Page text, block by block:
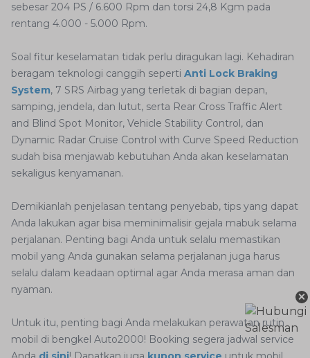
sebesar 204 PS / 6.600 Rpm dan torsi 24,8 Kgm pada
rentang 4.000 - 5.000 Rpm.
Soal fitur keselamatan tidak perlu diragukan lagi. Kehadiran
beragam teknologi canggih seperti Anti Lock Braking
System, 7 SRS Airbag yang terletak di bagian depan,
samping, jendela, dan lutut, serta Rear Cross Traffic Alert
and Blind Spot Monitor, Vehicle Stability Control, dan
Dynamic Radar Cruise Control with Curve Speed Reduction
sudah bisa menjawab kebutuhan Anda akan keselamatan
sekaligus kenyamanan.
Demikianlah penjelasan tentang penyebab, tips yang dapat
Anda lakukan agar bisa meminimalisir gejala mabuk selama
perjalanan. Penting bagi Anda untuk selalu memastikan
mobil yang Anda gunakan selama perjalanan juga harus
selalu dalam keadaan optimal agar Anda merasa aman dan
nyaman.
Untuk itu, penting bagi Anda melakukan perawatan rutin
mobil di bengkel Auto2000! Booking segera jadwal service
×